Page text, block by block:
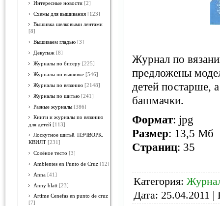
Интересные новости [2]
Схемы для вышивания [123]
Вышивка шелковыми лентами
[8]
Вышиваем гладью [3]
Декупаж [8]
Журналы по бисеру [225]
Журналы по вышивке [546]
Журналы по вязанию [2148]
Журналы по шитью [241]
Разные журналы [386]
Книги и журналы по вязанию
для детей [113]
Лоскутное шитьё. ПЭЧВОРК.
КВИЛТ [231]
Солёное тесто [3]
Ambientes en Punto de Cruz [12]
Anna [41]
Anny blatt [23]
Artime Cenefas en punto de cruz
[7]
Журнал по
предложены
детей постарше,
башмачки.
Формат: jpg
Размер: 13,5 Мб
Страниц: 35
Категория:
Дата: 25.04.2011 |